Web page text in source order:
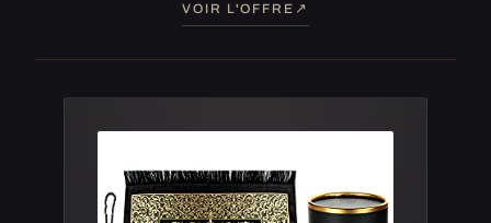
VOIR L'OFFRE